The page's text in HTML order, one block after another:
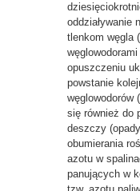
oddziaływanie
tlenkom węgla
opuszczeniu
powstanie
węglowodorów
się również do
deszczy
obumierania
azotu w
panujących w